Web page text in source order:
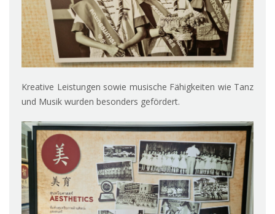
Kreative Leistungen sowie musische Fähigkeiten wie Tanz
und Musik wurden besonders gefördert.